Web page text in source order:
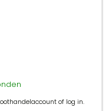
of log in.